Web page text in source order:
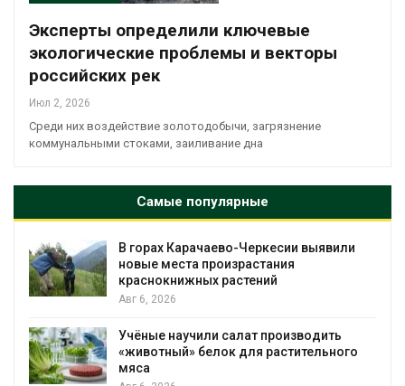
Эксперты определили ключевые
экологические проблемы и векторы
российских рек
Июл 2, 2026
Среди них воздействие золотодобычи, загрязнение
коммунальными стоками, заиливание дна
Самые популярные
В горах Карачаево-Черкесии выявили
новые места произрастания
краснокнижных растений
Авг 6, 2026
Учёные научили салат производить
«животный» белок для растительного
мяса